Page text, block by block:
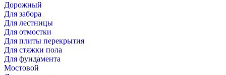
Дорожный
Для забора
Для лестницы
Для отмостки
Для плиты перекрытия
Для стяжки пола
Для фундамента
Мостовой